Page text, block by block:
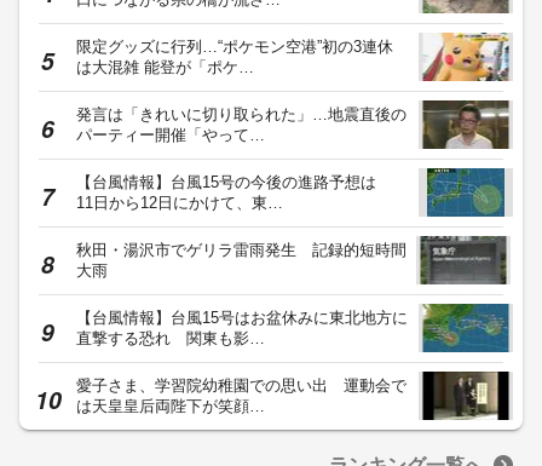
限定グッズに行列…“ポケモン空港”初の3連休
は大混雑 能登が「ポケ…
発言は「きれいに切り取られた」…地震直後の
パーティー開催「やって…
【台風情報】台風15号の今後の進路予想は
11日から12日にかけて、東…
秋田・湯沢市でゲリラ雷雨発生 記録的短時間
大雨
【台風情報】台風15号はお盆休みに東北地方に
直撃する恐れ 関東も影…
愛子さま、学習院幼稚園での思い出 運動会で
は天皇皇后両陛下が笑顔…